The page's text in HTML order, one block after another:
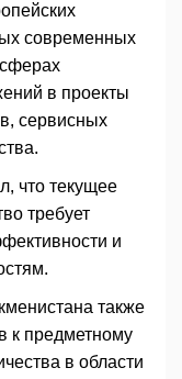
современных
в проекты
сервисных
что текущее
требует
и
также
к предметному
в области